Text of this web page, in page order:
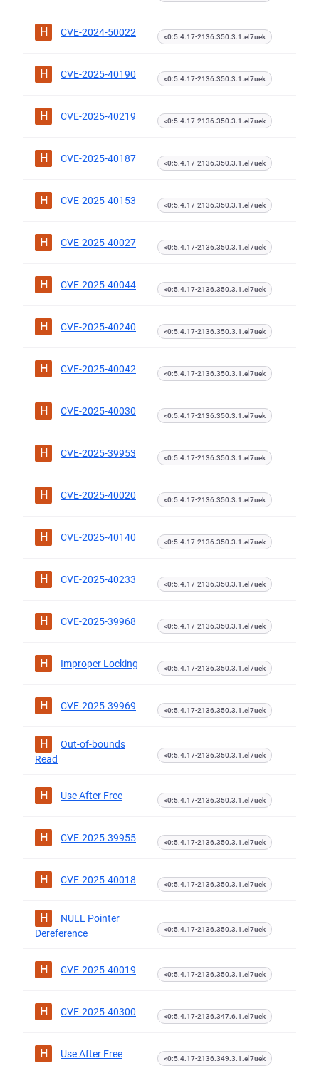
H CVE-2024-50022 <0:5.4.17-2136.350.3.1.el7uek
H CVE-2025-40190 <0:5.4.17-2136.350.3.1.el7uek
H CVE-2025-40219 <0:5.4.17-2136.350.3.1.el7uek
H CVE-2025-40187 <0:5.4.17-2136.350.3.1.el7uek
H CVE-2025-40153 <0:5.4.17-2136.350.3.1.el7uek
H CVE-2025-40027 <0:5.4.17-2136.350.3.1.el7uek
H CVE-2025-40044 <0:5.4.17-2136.350.3.1.el7uek
H CVE-2025-40240 <0:5.4.17-2136.350.3.1.el7uek
H CVE-2025-40042 <0:5.4.17-2136.350.3.1.el7uek
H CVE-2025-40030 <0:5.4.17-2136.350.3.1.el7uek
H CVE-2025-39953 <0:5.4.17-2136.350.3.1.el7uek
H CVE-2025-40020 <0:5.4.17-2136.350.3.1.el7uek
H CVE-2025-40140 <0:5.4.17-2136.350.3.1.el7uek
H CVE-2025-40233 <0:5.4.17-2136.350.3.1.el7uek
H CVE-2025-39968 <0:5.4.17-2136.350.3.1.el7uek
H Improper Locking <0:5.4.17-2136.350.3.1.el7uek
H CVE-2025-39969 <0:5.4.17-2136.350.3.1.el7uek
H
Out-of-bounds
Read
<0:5.4.17-2136.350.3.1.el7uek
H Use After Free <0:5.4.17-2136.350.3.1.el7uek
H CVE-2025-39955 <0:5.4.17-2136.350.3.1.el7uek
H CVE-2025-40018 <0:5.4.17-2136.350.3.1.el7uek
H
NULL Pointer
Dereference
<0:5.4.17-2136.350.3.1.el7uek
H CVE-2025-40019 <0:5.4.17-2136.350.3.1.el7uek
H CVE-2025-40300 <0:5.4.17-2136.347.6.1.el7uek
H Use After Free <0:5.4.17-2136.349.3.1.el7uek